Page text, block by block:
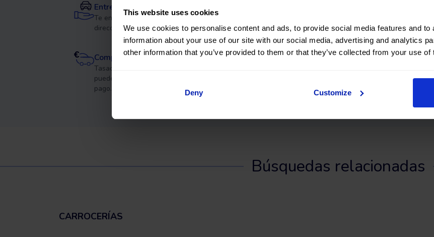
This website uses cookies
We use cookies to personalise content and ads, to provide social media features and
information about your use of our site with our social media, advertising and analytics
other information that you’ve provided to them or that they’ve collected from your use
Deny Customize
Entrega a domicilio
Te enviamos tu coche a la
dirección que quieras en Gerona.
probar tu nuevo coche o
devolverlo.
con ofertas de
personalizadas.
Compramos tu coche
Tasación sin compromiso y
puedes usarlo como parte del
pago.
Compra inteligente Garanía
Búsquedas relacionadas
CARROCERÍAS